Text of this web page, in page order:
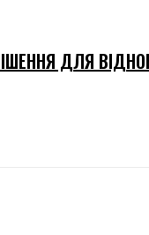
ДЛЯ